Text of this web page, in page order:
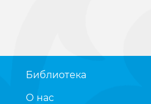
Библиотека
О нас